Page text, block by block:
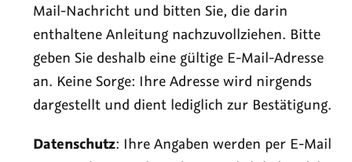
Mail-Nachricht und bitten Sie, die darin
enthaltene Anleitung nachzuvollziehen. Bitte
geben Sie deshalb eine gültige E-Mail-Adresse
an. Keine Sorge: Ihre Adresse wird nirgends
dargestellt und dient lediglich zur Bestätigung.
Datenschutz: Ihre Angaben werden per E-Mail